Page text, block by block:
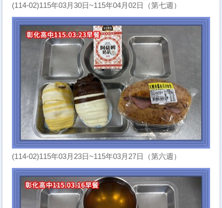
(114-02)115年03月30日~115年04月02日（第七週）
(114-02)115年03月23日~115年03月27日（第六週）